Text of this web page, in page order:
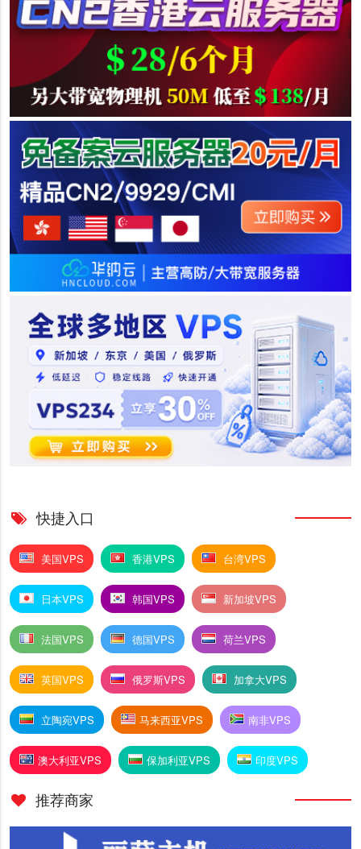
快捷入口
美国VPS 香港VPS 台湾VPS
日本VPS 韩国VPS 新加坡VPS
法国VPS 德国VPS 荷兰VPS
英国VPS 俄罗斯VPS 加拿大VPS
立陶宛VPS 马来西亚VPS 南非VPS
澳大利亚VPS 保加利亚VPS 印度VPS
推荐商家